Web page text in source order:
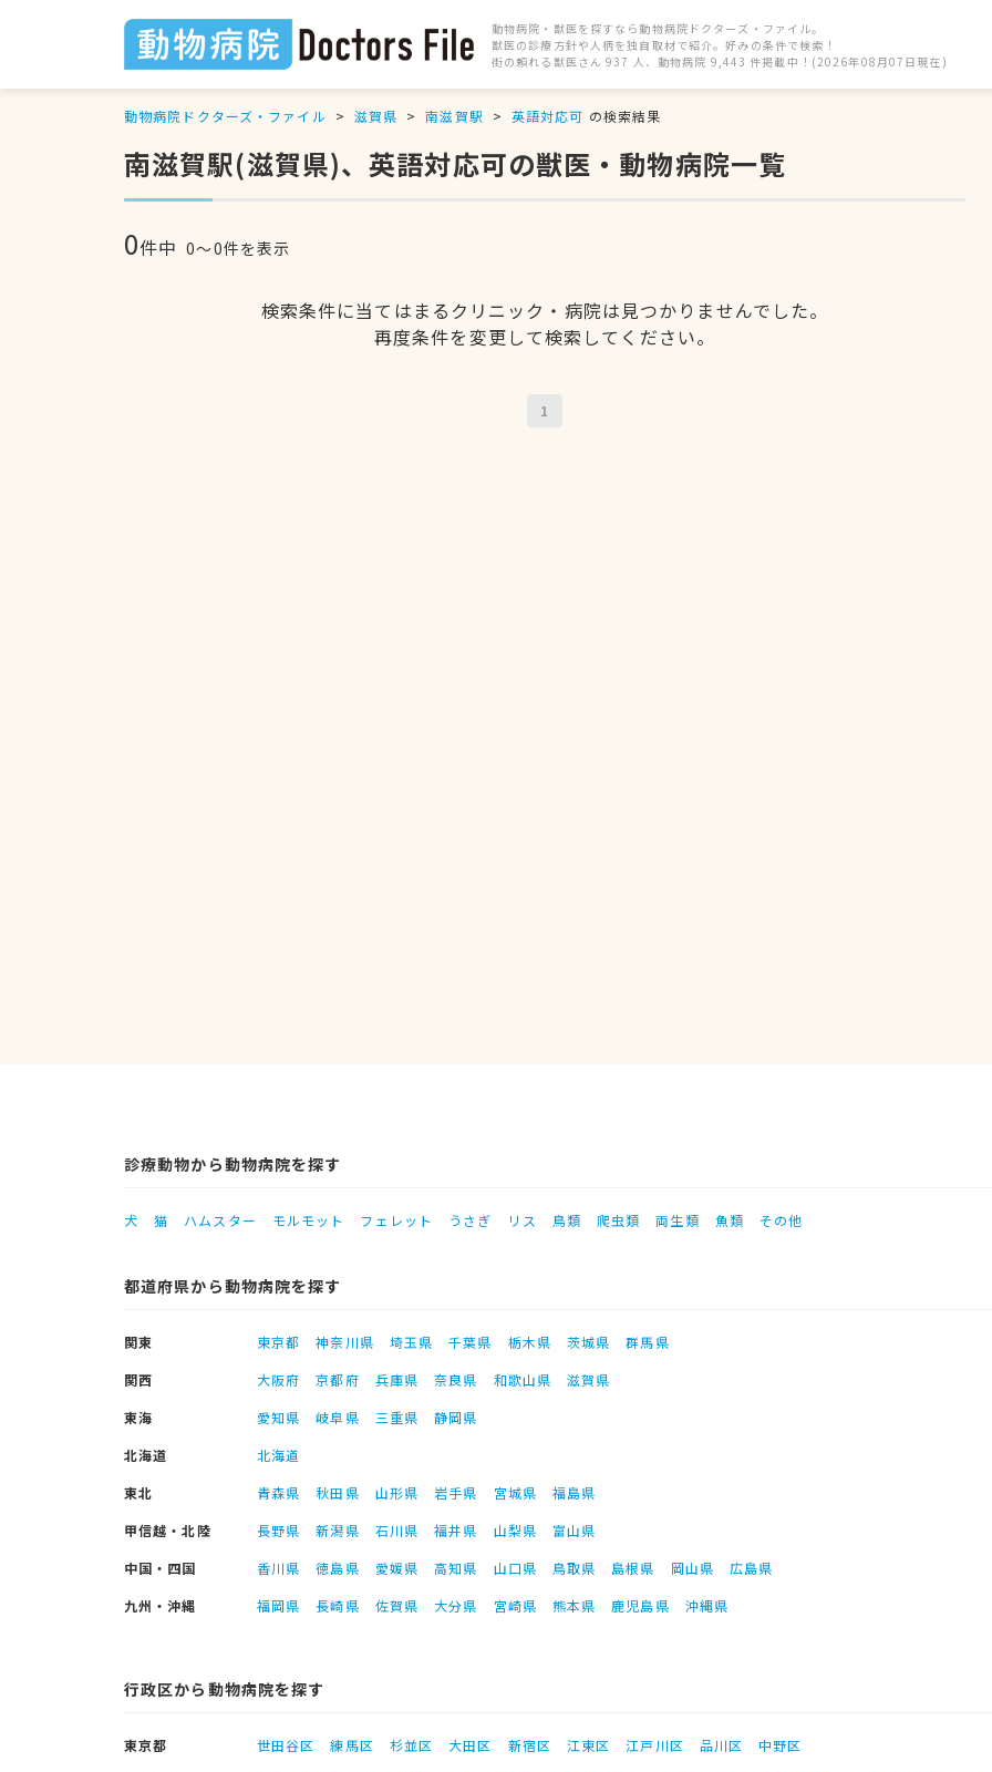
動物病院・獣医を探すなら動物病院ドクターズ・ファイル。
獣医の診療方針や人柄を独自取材で紹介。好みの条件で検索！
街の頼れる獣医さん 937 人、動物病院 9,443 件掲載中！(2026年08月07日現在)
動物病院ドクターズ・ファイル 滋賀県 南滋賀駅 英語対応可 の検索結果
南滋賀駅(滋賀県)、英語対応可の獣医・動物病院一覧
0件中 0〜0件を表示
検索条件に当てはまるクリニック・病院は見つかりませんでした。
再度条件を変更して検索してください。
1
診療動物から動物病院を探す
犬 猫 ハムスター モルモット フェレット うさぎ リス 鳥類 爬虫類 両生類 魚類 その他
都道府県から動物病院を探す
関東 東京都 神奈川県 埼玉県 千葉県 栃木県 茨城県
群馬県
関西
大阪府 京都府 兵庫県 奈良県 和歌山県
滋賀県
東海
愛知県 岐阜県 三重県
静岡県
北海道
北海道
東北
青森県 秋田県 山形県 岩手県 宮城県
福島県
甲信越・北陸
長野県 新潟県 石川県 福井県 山梨県
富山県
中国・四国
香川県 徳島県 愛媛県 高知県 山口県 鳥取県 島根県 岡山県
広島県
九州・沖縄
福岡県 長崎県 佐賀県 大分県 宮崎県 熊本県 鹿児島県 沖縄県
行政区から動物病院を探す
東京都 世田谷区 練馬区 杉並区 大田区 新宿区 江東区 江戸川区 品川区
中野区